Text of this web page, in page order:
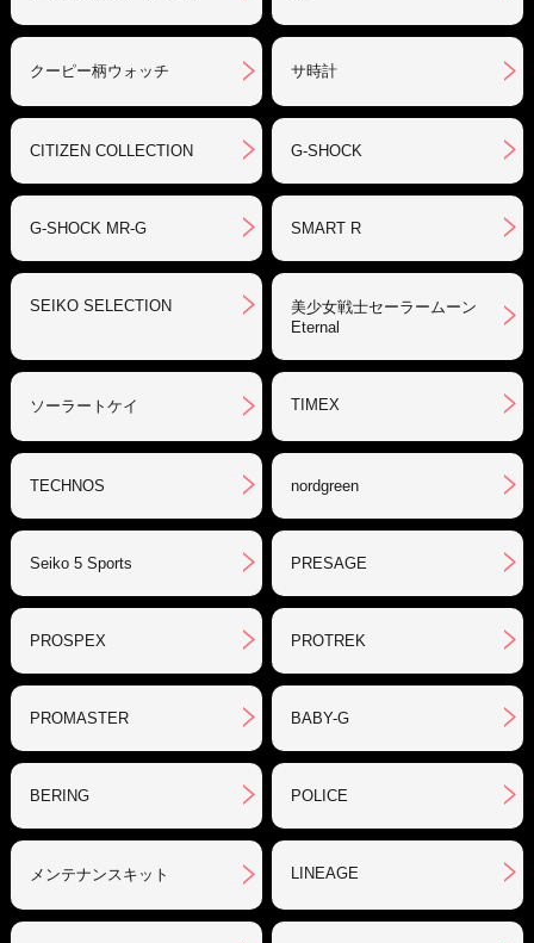
クーピー柄ウォッチ サ時計
CITIZEN COLLECTION G-SHOCK
G-SHOCK MR-G SMART R
SEIKO SELECTION
美少女戦士セーラームーン
Eternal
ソーラートケイ TIMEX
TECHNOS nordgreen
Seiko 5 Sports PRESAGE
PROSPEX PROTREK
PROMASTER BABY-G
BERING POLICE
メンテナンスキット LINEAGE